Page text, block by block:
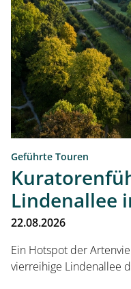
Besuch planen
Herrenhausen
Geführte Touren
Lindenallee
22.08.2026
Ein Hotspot der
vierreihige Lindenallee